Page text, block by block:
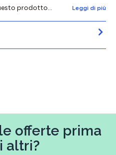
prodotto...
Leggi di più
offerte prima
altri?